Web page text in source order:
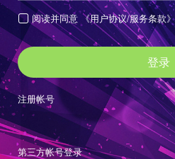
 阅读并同意 《用户协议/服务条款》
登录
注册帐号
第三方帐号登录